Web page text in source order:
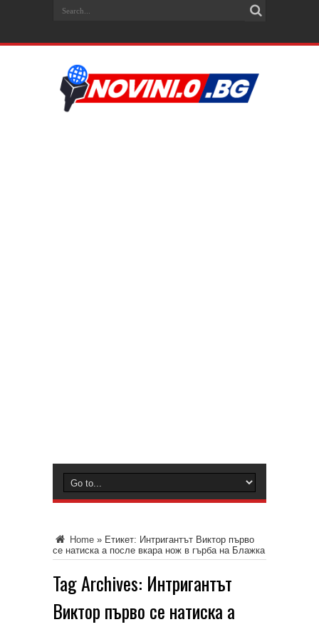
Home » Етикет: Интригантът Виктор първо
се натиска а после вкара нож в гърба на Блажка
Tag Archives: Интригантът
Виктор първо се натиска а